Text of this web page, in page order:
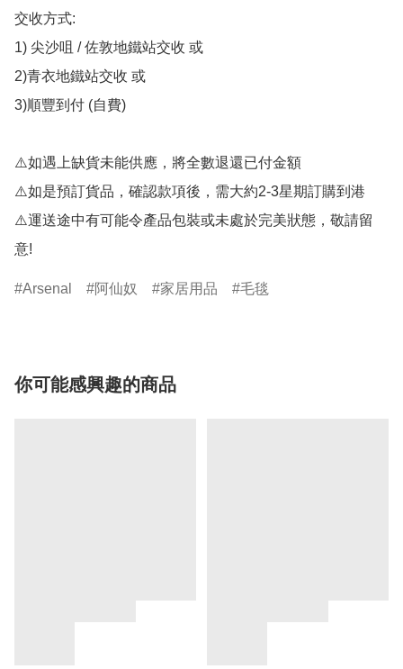
交收方式:
1) 尖沙咀 / 佐敦地鐵站交收 或
2)青衣地鐵站交收 或
3)順豐到付 (自費)
⚠️如遇上缺貨未能供應，將全數退還已付金額
⚠️如是預訂貨品，確認款項後，需大約2-3星期訂購到港
⚠️運送途中有可能令產品包裝或未處於完美狀態，敬請留
意!
Arsenal 阿仙奴 家居用品 毛毯
你可能感興趣的商品